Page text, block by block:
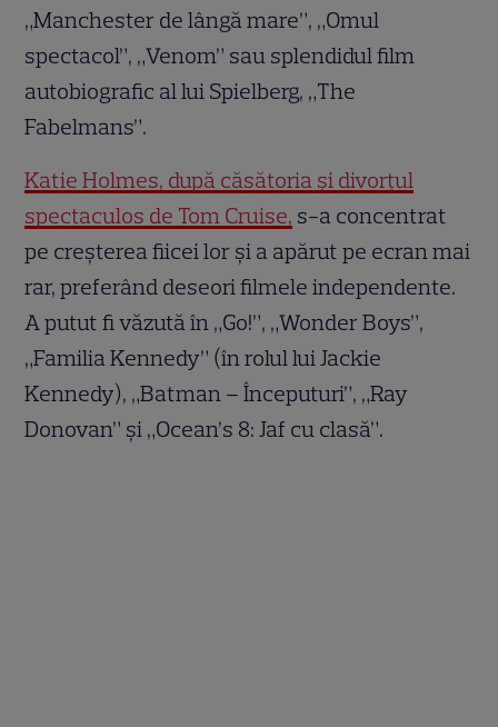
„Manchester de lângă mare”, „Omul
spectacol”, „Venom” sau splendidul film
autobiografic al lui Spielberg, „The
Fabelmans”.
Katie Holmes, după căsătoria și divorțul
spectaculos de Tom Cruise, s-a concentrat
pe creșterea fiicei lor și a apărut pe ecran mai
rar, preferând deseori filmele independente.
A putut fi văzută în „Go!”, „Wonder Boys”,
„Familia Kennedy” (în rolul lui Jackie
Kennedy), „Batman – Începuturi”, „Ray
Donovan” și „Ocean’s 8: Jaf cu clasă”.